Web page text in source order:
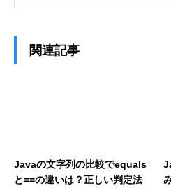
関連記事
Javaの文字列の比較でequals
と==の違いは？正しい判定法